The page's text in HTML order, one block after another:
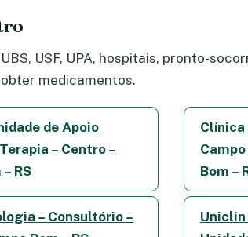
USF, UPA, hospitais, pronto-
medicamentos.
de Apoio
– Centro –
RS
Clínica
Bom –
– Consultório –
Uniclin